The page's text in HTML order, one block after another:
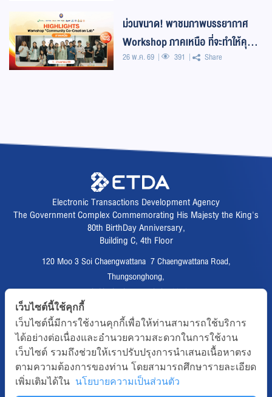
ม่วนขนาด! พาชมภาพบรรยากาศ
Workshop ภาคเหนือ ที่จะทำให้คุณรู้
ว่า... คนเหนือเขาสร้างสรรค์กันขนาด
26 พ.ค. 69 391 Share
Electronic Transactions Development Agency
The Government Complex Commemorating His Majesty the King's
80th BirthDay Anniversary,
Building C, 4th Floor
120 Moo 3 Soi Chaengwattana 7 Chaengwattana Road,
Thungsonghong,
Lak Si District, Bangkok 10210
CALL CENTER : 02 123 1234
email :info@etda.or.th
Follows
เว็บไซต์นี้ใช้คุกกี้
เว็บไซต์นี้มีการใช้งานคุกกี้เพื่อให้ท่านสามารถใช้บริการ
ได้อย่างต่อเนื่องและอำนวยความสะดวกในการใช้งาน
เว็บไซต์ รวมถึงช่วยให้เราปรับปรุงการนำเสนอเนื้อหาตรง
ตามความต้องการของท่าน โดยสามารถศึกษารายละเอียด
เพิ่มเติมได้ใน นโยบายความเป็นส่วนตัว